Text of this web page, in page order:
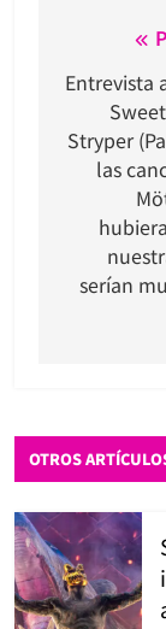
de
Entrevista
Stryper
las
serían
OTROS